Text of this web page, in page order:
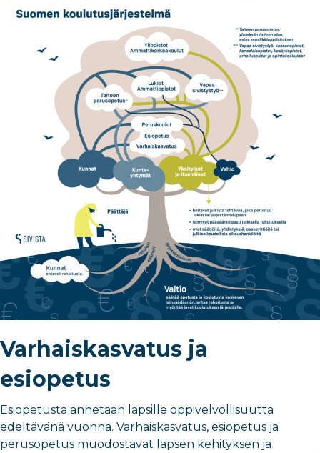
Varhaiskasvatus ja
esiopetus
Esiopetusta annetaan lapsille oppivelvollisuutta
edeltävänä vuonna. Varhaiskasvatus, esiopetus ja
perusopetus muodostavat lapsen kehityksen ja